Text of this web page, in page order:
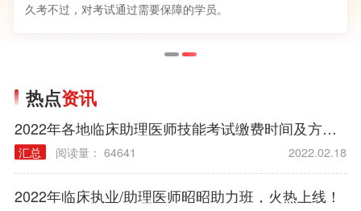
久考不过，对考试通过需要保障的学员。
热点资讯
2022年各地临床助理医师技能考试缴费时间及方式汇总
汇总 阅读量： 64641 2022.02.18
2022年临床执业/助理医师昭昭助力班，火热上线！